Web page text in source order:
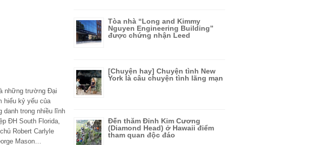
những trường Đại
hiểu kỷ yếu của
trong nhiều lĩnh
ĐH South Florida,
Robert Carlyle
Mason…
Tòa nhà “Long and Kimmy
Nguyen Engineering Building”
được chứng nhận Leed
[Chuyện hay] Chuyện tình New
York là câu chuyện tình lãng mạn
Đến thăm Đỉnh Kim Cương
(Diamond Head) ở Hawaii điểm
tham quan độc đáo